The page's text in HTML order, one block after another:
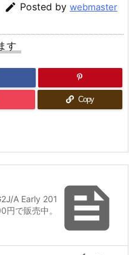
 Posted by webmaster
す
Copy

A Early 201
で販売中。